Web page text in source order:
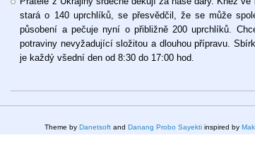
stará o 140 uprchlíků, se přesvědčil, že se může
působení a pečuje nyní o přibližně 200 uprchlíků.
potraviny nevyžadující složitou a dlouhou přípravu.
je každý všední den od 8:30 do 17:00 hod.
Theme by Danetsoft and Danang Probo Sayekti inspired by